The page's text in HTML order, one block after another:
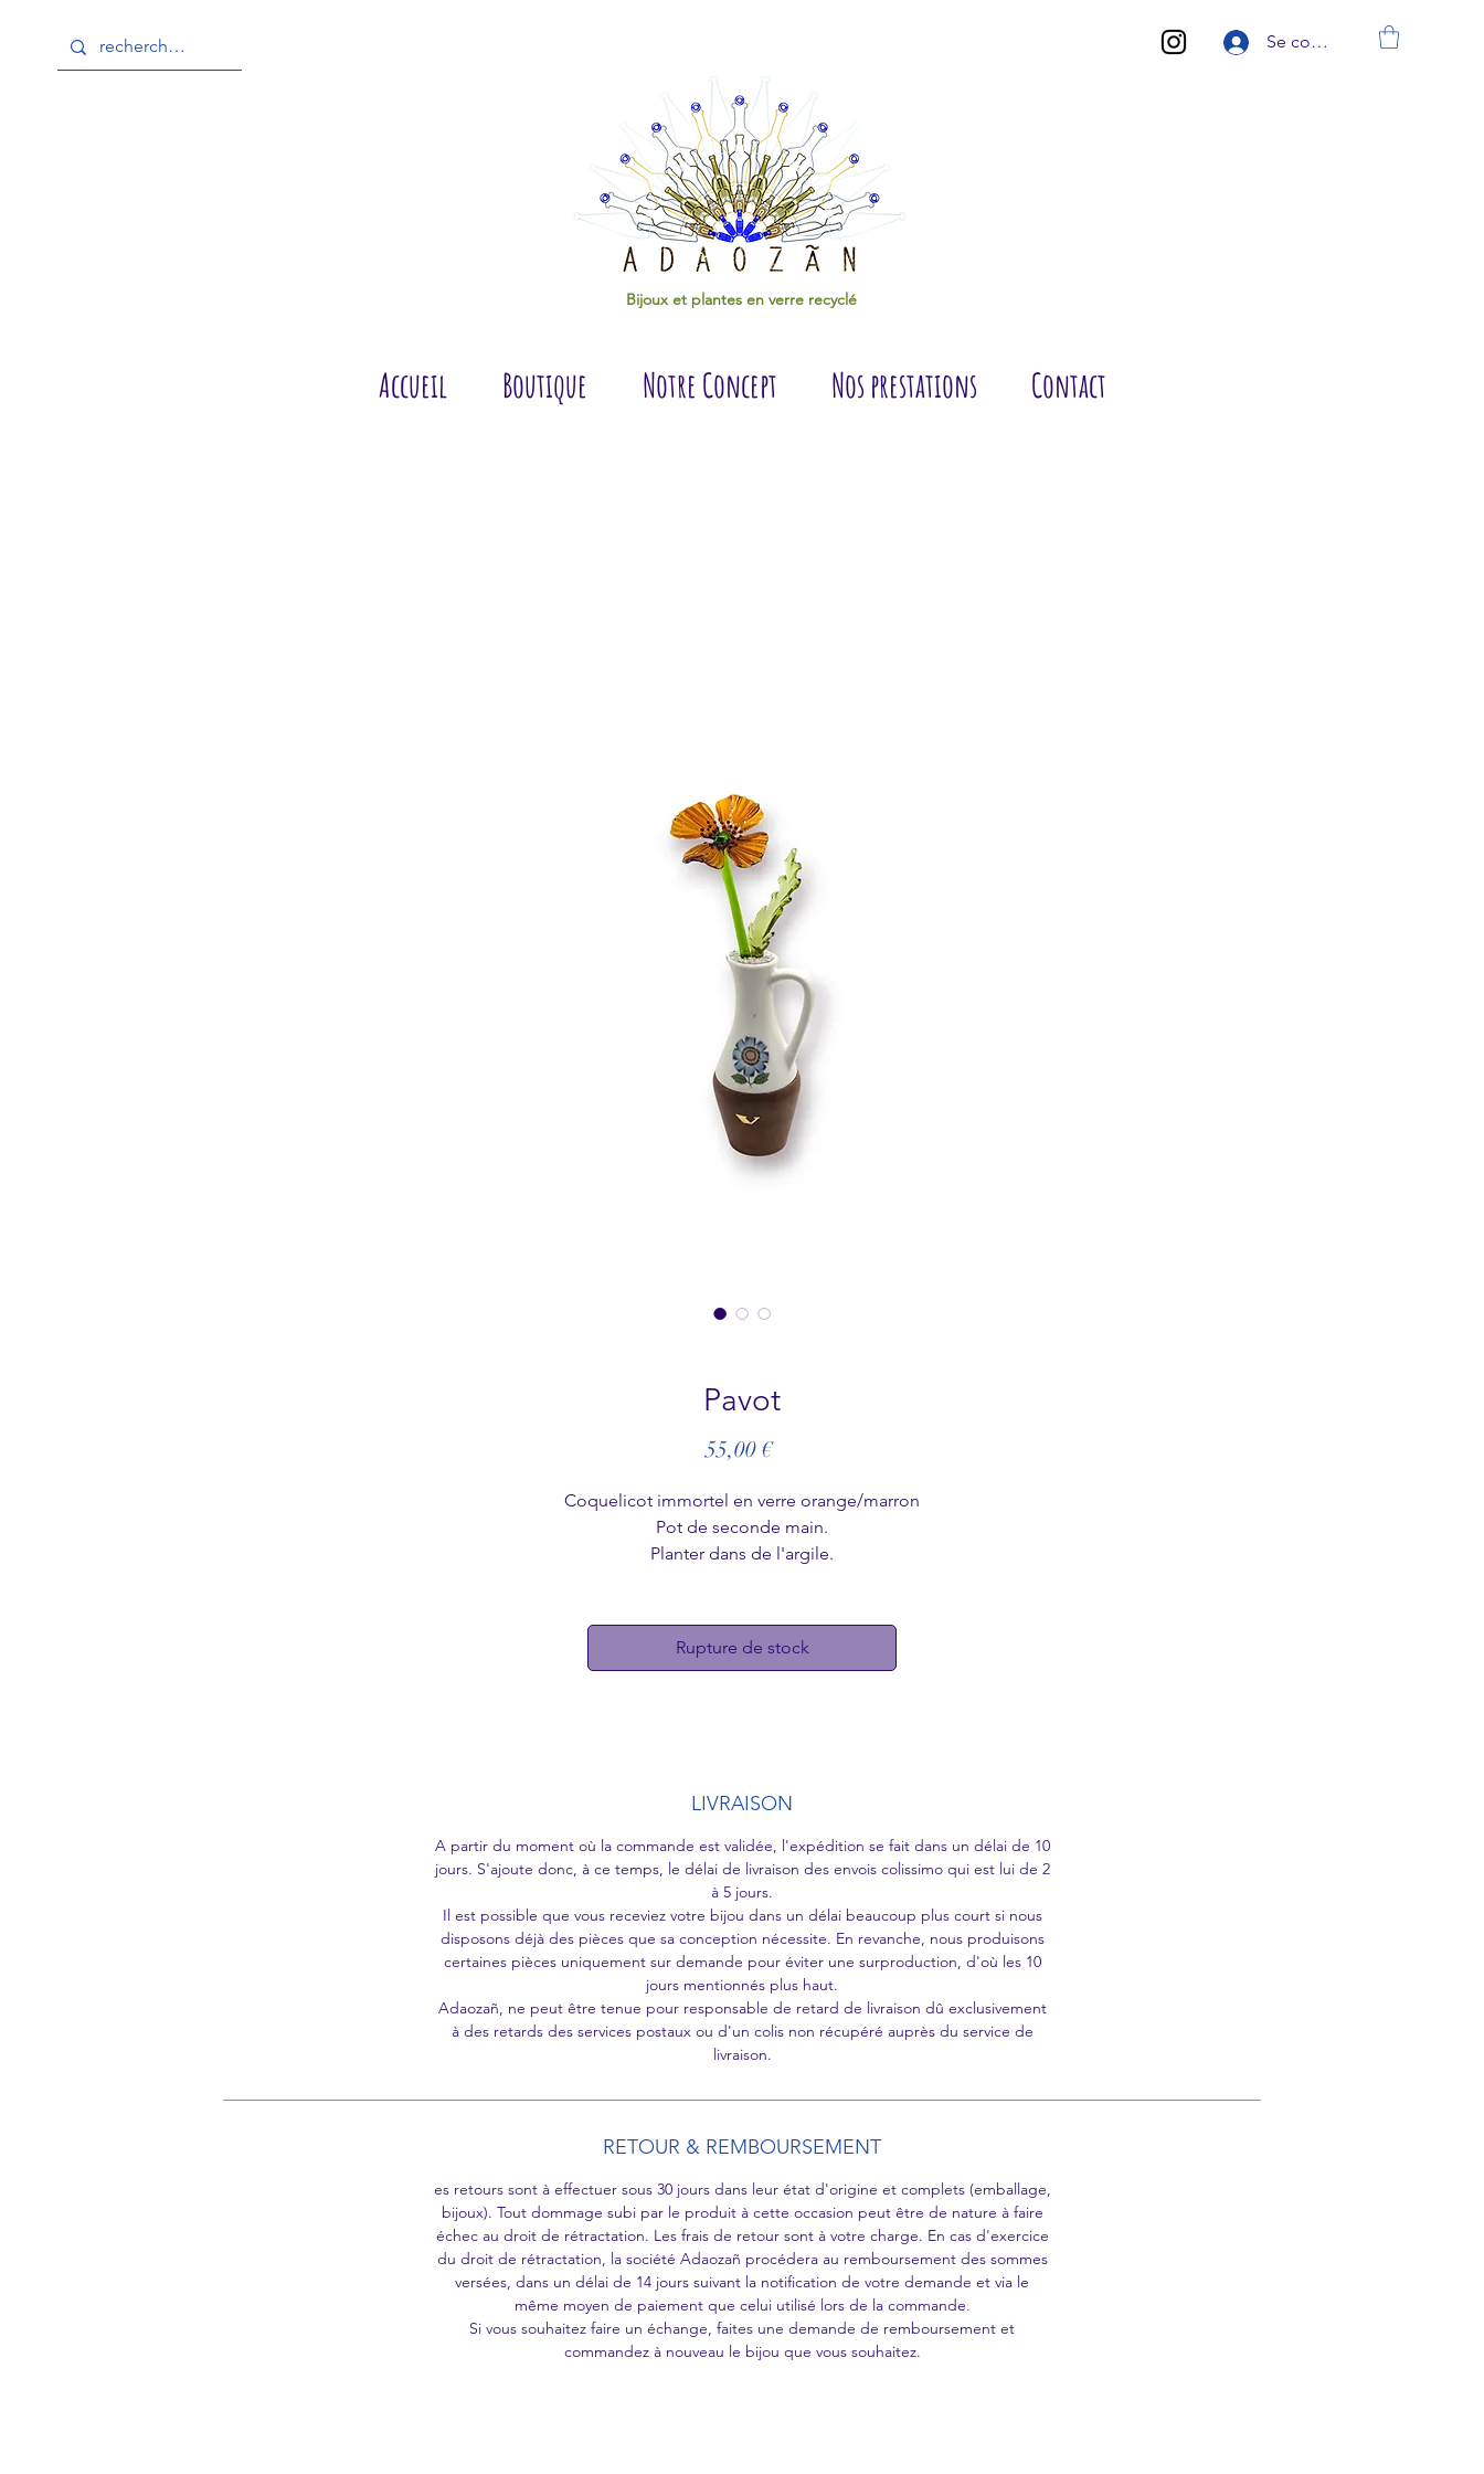
Se connecter
Accueil Boutique Notre Concept Nos prestations Contact
Bijoux et plantes en verre recyclé
Pavot
55,00 €Prix
Coquelicot immortel en verre orange/marron
Pot de seconde main.
Planter dans de l'argile.
Modèle unique
Rupture de stock
LIVRAISON
A partir du moment où la commande est validée, l'expédition se fait dans un délai de 10
jours. S'ajoute donc, à ce temps, le délai de livraison des envois colissimo qui est lui de 2
à 5 jours.
Il est possible que vous receviez votre bijou dans un délai beaucoup plus court si nous
disposons déjà des pièces que sa conception nécessite. En revanche, nous produisons
certaines pièces uniquement sur demande pour éviter une surproduction, d'où les 10
jours mentionnés plus haut.
Adaozañ, ne peut être tenue pour responsable de retard de livraison dû exclusivement
à des retards des services postaux ou d'un colis non récupéré auprès du service de
livraison.
RETOUR & REMBOURSEMENT
es retours sont à effectuer sous 30 jours dans leur état d'origine et complets (emballage,
bijoux). Tout dommage subi par le produit à cette occasion peut être de nature à faire
échec au droit de rétractation. Les frais de retour sont à votre charge. En cas d'exercice
du droit de rétractation, la société Adaozañ procédera au remboursement des sommes
versées, dans un délai de 14 jours suivant la notification de votre demande et via le
même moyen de paiement que celui utilisé lors de la commande.
Si vous souhaitez faire un échange, faites une demande de remboursement et
commandez à nouveau le bijou que vous souhaitez.